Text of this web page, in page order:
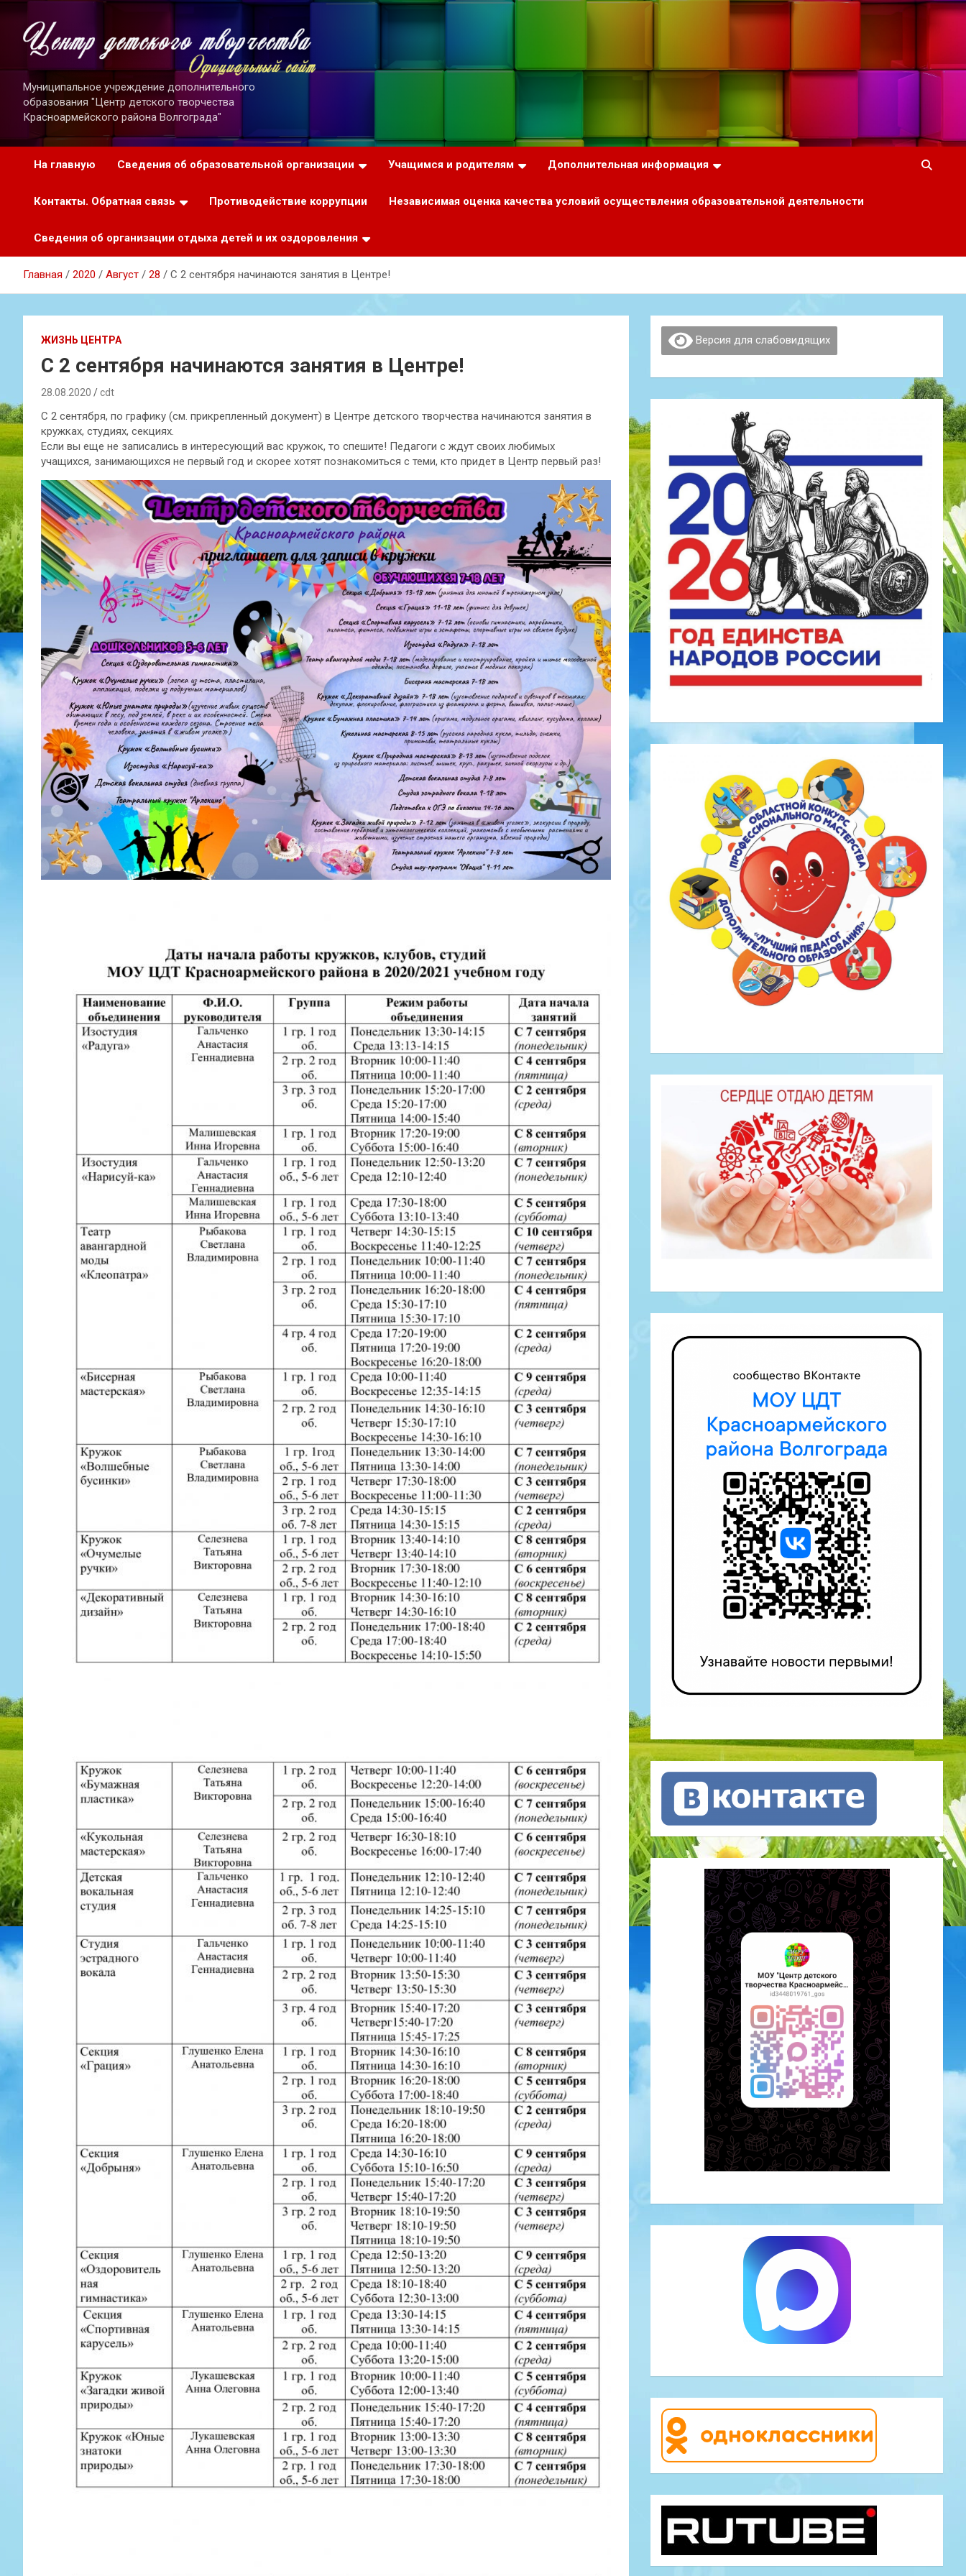
содержимому
Муниципальное учреждение дополнительного
образования "Центр детского творчества
Красноармейского района Волгограда"
На главную Сведения об образовательной организации Учащимся и родителям Дополнительная информация
Контакты. Обратная связь Противодействие коррупции Независимая оценка качества условий осуществления образовательной деятельности
Сведения об организации отдыха детей и их оздоровления
Главная 2020 Август 28 С 2 сентября начинаются занятия в Центре!
ЖИЗНЬ ЦЕНТРА
С 2 сентября начинаются занятия в Центре!
28.08.2020 cdt
С 2 сентября, по графику (см. прикрепленный документ) в Центре детского творчества начинаются занятия в
кружках, студиях, секциях.
Если вы еще не записались в интересующий вас кружок, то спешите! Педагоги с ждут своих любимых
учащихся, занимающихся не первый год и скорее хотят познакомиться с теми, кто придет в Центр первый раз!
Версия для слабовидящих